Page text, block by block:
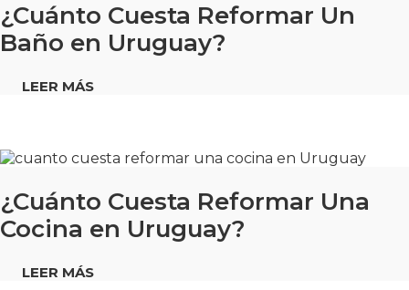
¿Cuánto Cuesta Reformar Un
Baño en Uruguay?
LEER MÁS
¿Cuánto Cuesta Reformar Una
Cocina en Uruguay?
LEER MÁS